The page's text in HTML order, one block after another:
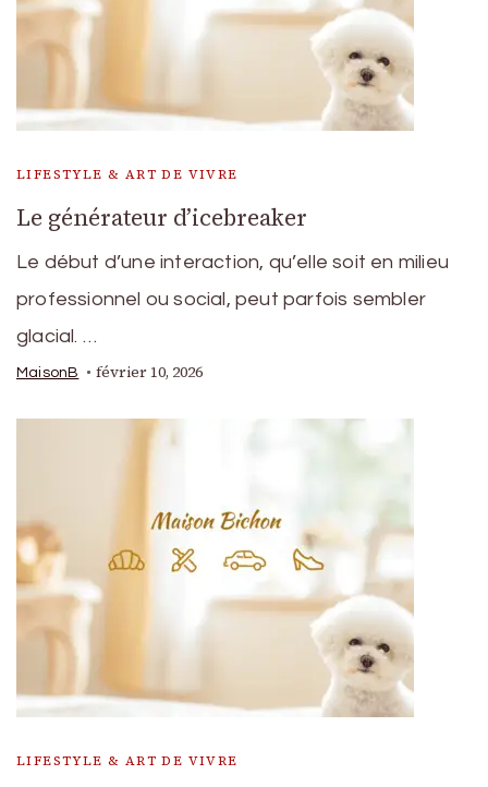
LIFESTYLE & ART DE VIVRE
Le générateur d’icebreaker
Le début d’une interaction, qu’elle soit en milieu
professionnel ou social, peut parfois sembler
glacial. …
MaisonB février 10, 2026
LIFESTYLE & ART DE VIVRE